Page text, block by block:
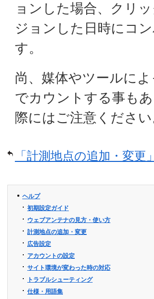
ョンした場合、クリ
ジョンした日時にコ
す。
尚、媒体やツールに
でカウントする事も
際にはご注意ください
「計測地点の追加・変
ヘルプ
初期設定ガイド
ウェブアンテナの見方・使い方
計測地点の追加・変更
広告設定
アカウントの設定
サイト環境が変わった時の対応
トラブルシューティング
仕様・用語集